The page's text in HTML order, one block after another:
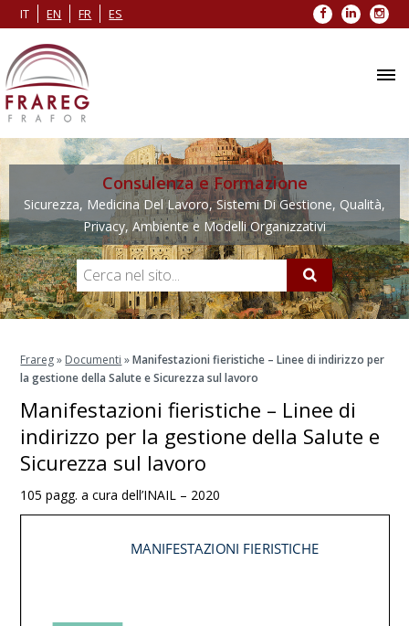
IT EN FR ES Facebook
LinkedIn
Consulenza e Formazione
Sicurezza, Medicina Del Lavoro, Sistemi Di Gestione, Qualità,
Privacy, Ambiente e Modelli Organizzativi
Frareg» Documenti »Manifestazioni fieristiche – Linee di indirizzo per
la gestione della Salute e Sicurezza sul lavoro
Manifestazioni fieristiche – Linee di
indirizzo per la gestione della Salute e
Sicurezza sul lavoro
105 pagg. a cura dell’INAIL – 2020